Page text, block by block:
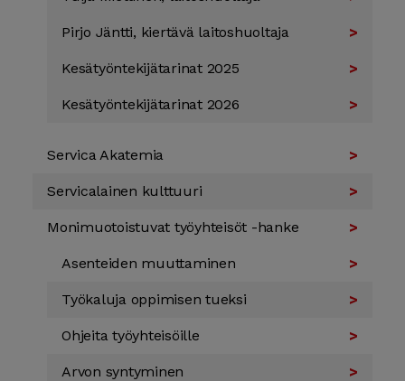
Pirjo Jäntti, kiertävä laitos­huoltaja
Kesä­työn­tekijä­tarinat 2025
Kesä­työn­tekijä­tarinat 2026
Servica Akatemia
Servica­lainen kulttuuri
Monimuotoistuvat työyhteisöt -hanke
Asenteiden muuttaminen
Työkaluja oppimisen tueksi
Ohjeita työyhteisöille
Arvon syntyminen